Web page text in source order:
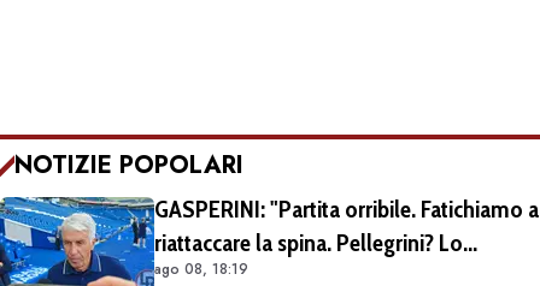
NOTIZIE POPOLARI
GASPERINI: "Partita orribile. Fatichiamo a
riattaccare la spina. Pellegrini? Lo
rivedremo in campo tra un mese.
ago 08, 18:19